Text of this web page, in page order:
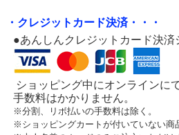
・クレジットカード決済・・・
●あんしんクレジットカード決済
ショッピング中にオンラインに
手数料はかかりません。
※分割、リボ払いの手数料は除く。
※ショッピングカートが付いていない商